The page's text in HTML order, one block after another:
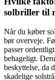
solbriller til
Når du køber
bør overveje.
passer
behageligt.
beskyttelse, da
skadelige